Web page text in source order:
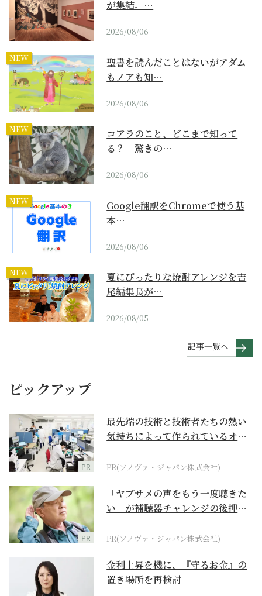
が集結。…
2026/08/06
NEW
聖書を読んだことはないがアダム
もノアも知…
2026/08/06
NEW
コアラのこと、どこまで知って
る？ 驚きの…
2026/08/06
NEW
Google翻訳をChromeで使う基
本…
2026/08/06
NEW
夏にぴったりな焼酎アレンジを吉
尾編集長が…
2026/08/05
記事一覧へ
ピックアップ
PR
最先端の技術と技術者たちの熱い
気持ちによって作られているオー
PR(ソノヴァ・ジャパン株式会社)
PR
「ヤブサメの声をもう一度聴きた
い」が補聴器チャレンジの後押し
PR(ソノヴァ・ジャパン株式会社)
金利上昇を機に、『守るお金』の
置き場所を再検討